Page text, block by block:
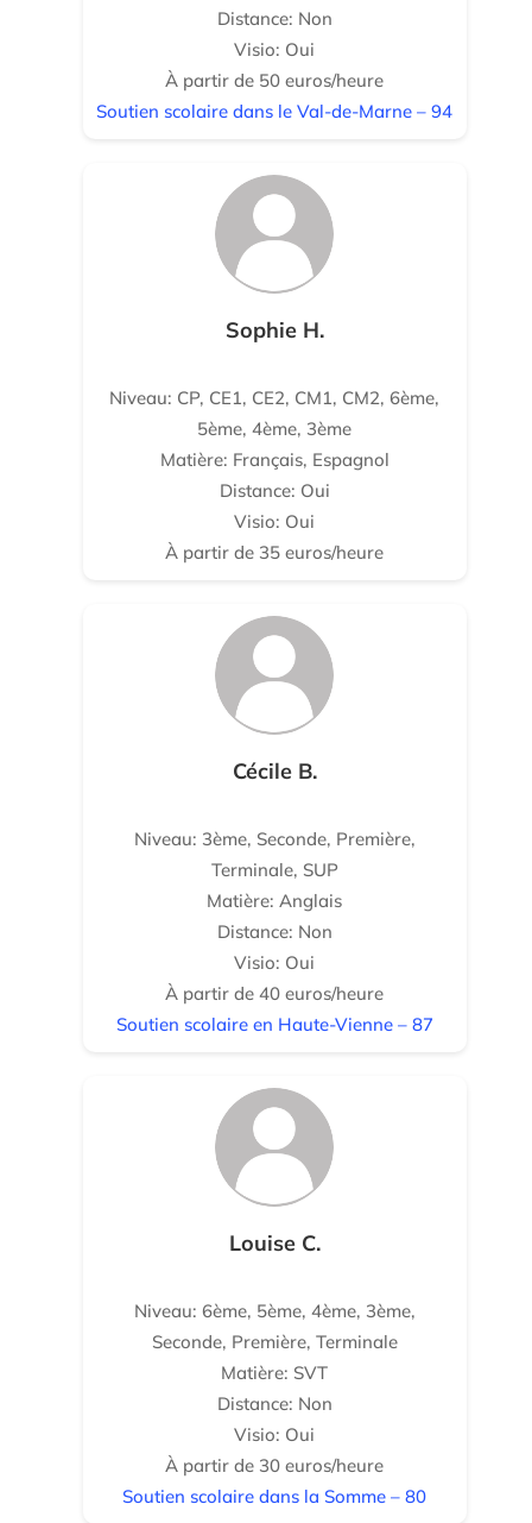
Distance: Non
Visio: Oui
À partir de 50 euros/heure
Soutien scolaire dans le Val-de-Marne – 94
Sophie H.
Niveau: CP, CE1, CE2, CM1, CM2, 6ème,
5ème, 4ème, 3ème
Matière: Français, Espagnol
Distance: Oui
Visio: Oui
À partir de 35 euros/heure
Cécile B.
Niveau: 3ème, Seconde, Première,
Terminale, SUP
Matière: Anglais
Distance: Non
Visio: Oui
À partir de 40 euros/heure
Soutien scolaire en Haute-Vienne – 87
Louise C.
Niveau: 6ème, 5ème, 4ème, 3ème,
Seconde, Première, Terminale
Matière: SVT
Distance: Non
Visio: Oui
À partir de 30 euros/heure
Soutien scolaire dans la Somme – 80